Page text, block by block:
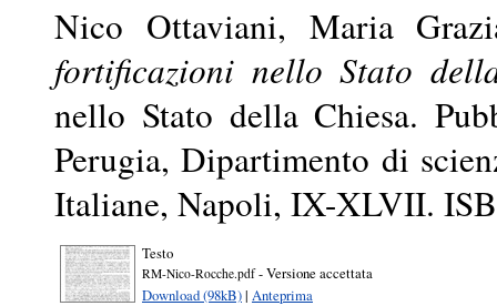
Nico Ottaviani, Maria
fortificazioni nello Stato
nello Stato della Chiesa.
Perugia, Dipartimento di
Italiane, Napoli, IX-XLVII.
Testo
RM-Nico-Rocche.pdf- Versione accettata
Download (98kB)| Anteprima